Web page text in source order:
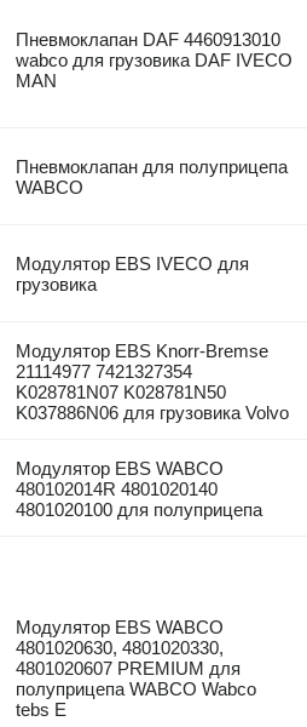
Пневмоклапан DAF 4460913010
wabco для грузовика DAF IVECO
MAN
Пневмоклапан для полуприцепа
WABCO
Модулятор EBS IVECO для
грузовика
Модулятор EBS Knorr-Bremse
21114977 7421327354
K028781N07 K028781N50
K037886N06 для грузовика Volvo
Модулятор EBS WABCO
480102014R 4801020140
4801020100 для полуприцепа
Модулятор EBS WABCO
4801020630, 4801020330,
4801020607 PREMIUM для
полуприцепа WABCO Wabco
tebs E